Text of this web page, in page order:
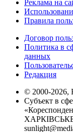
Реклама на
Правила
Договор
Политика в
данных
Редакция
© 2000-2026,
Субъект в
ХАРКІВСЬКЕ